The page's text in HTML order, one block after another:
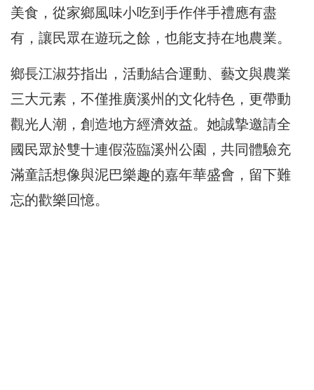
美食，從家鄉風味小吃到手作伴手禮應有盡
有，讓民眾在遊玩之餘，也能支持在地農業。
鄉長江淑芬指出，活動結合運動、藝文與農業
三大元素，不僅推廣溪州的文化特色，更帶動
觀光人潮，創造地方經濟效益。她誠摯邀請全
國民眾於雙十連假蒞臨溪州公園，共同體驗充
滿童話想像與泥巴樂趣的嘉年華盛會，留下難
忘的歡樂回憶。